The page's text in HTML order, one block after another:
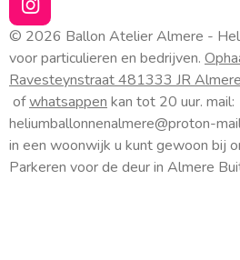
I
n
s
t
a
g
r
a
m
© 2026 Ballon Atelier Almere -
voor particulieren en bedrijven.
Ravesteynstraat 481333 JR Almere
ofwhatsappen kan tot 20 uur. mail:
heliumballonnenalmere@proton-
in een woonwijk u kunt gewoon bij
Parkeren voor de deur in Almere